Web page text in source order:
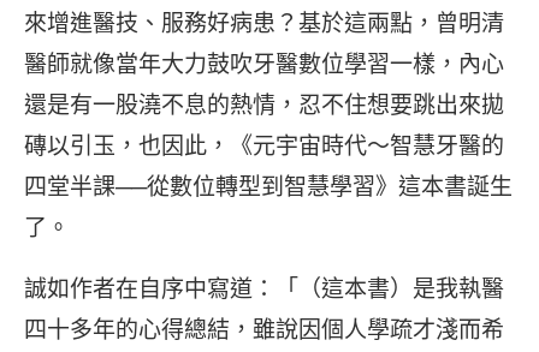
來增進醫技、服務好病患？基於這兩點，曾明清
醫師就像當年大力鼓吹牙醫數位學習一樣，內心
還是有一股澆不息的熱情，忍不住想要跳出來拋
磚以引玉，也因此，《元宇宙時代～智慧牙醫的
四堂半課──從數位轉型到智慧學習》這本書誕生
了。
誠如作者在自序中寫道：「（這本書）是我執醫
四十多年的心得總結，雖說因個人學疏才淺而希